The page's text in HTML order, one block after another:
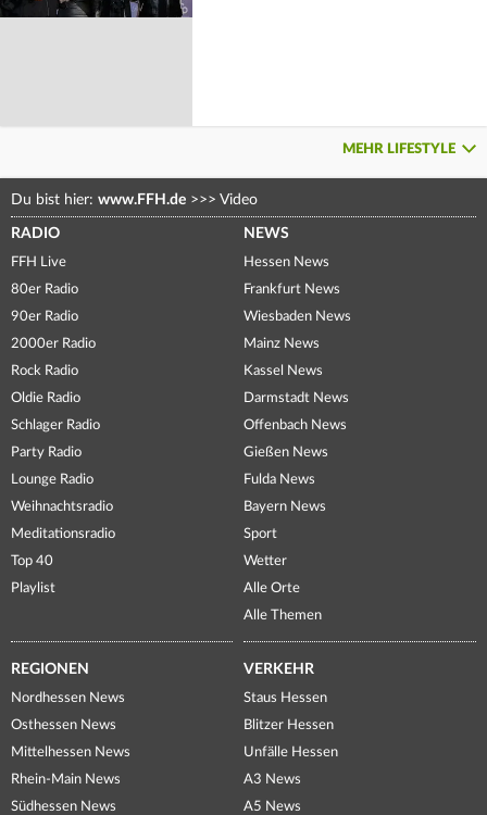
MEHR LIFESTYLE
Du bist hier: www.FFH.de >>> Video
RADIO
FFH Live
80er Radio
90er Radio
2000er Radio
Rock Radio
Oldie Radio
Schlager Radio
Party Radio
Lounge Radio
Weihnachtsradio
Meditationsradio
Top 40
Playlist
NEWS
Hessen News
Frankfurt News
Wiesbaden News
Mainz News
Kassel News
Darmstadt News
Offenbach News
Gießen News
Fulda News
Bayern News
Sport
Wetter
Alle Orte
Alle Themen
REGIONEN
Nordhessen News
Osthessen News
Mittelhessen News
Rhein-Main News
Südhessen News
VERKEHR
Staus Hessen
Blitzer Hessen
Unfälle Hessen
A3 News
A5 News